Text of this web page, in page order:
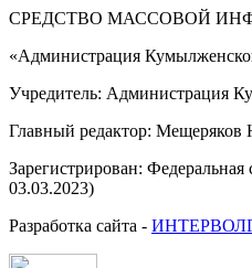
СРЕДСТВО
«Администрация
Учредитель: Администрация
Главный редактор: Мещеряков
Зарегистрирован:
03.03.2023)
Разработка сайта -